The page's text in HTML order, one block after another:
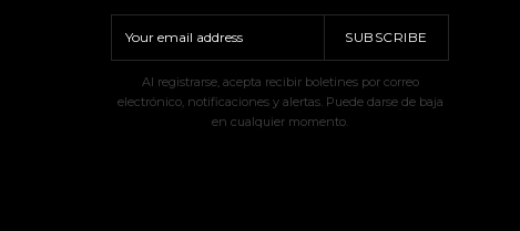
SUBSCRIBE
Al registrarse, acepta recibir boletines por correo
electrónico, notificaciones y alertas. Puede darse de baja
en cualquier momento.